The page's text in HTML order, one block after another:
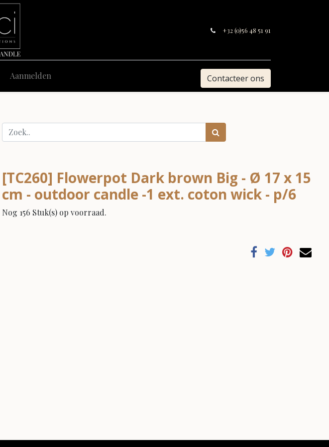
+32 (0)56 48 51 91
Aanmelden Contacteer ons
[TC260] Flowerpot Dark brown Big - Ø 17 x 15
cm - outdoor candle -1 ext. coton wick - p/6
Nog 156 Stuk(s) op voorraad.